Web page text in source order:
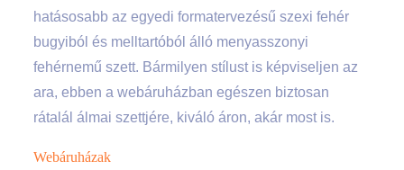
hatásosabb az egyedi formatervezésű szexi fehér
bugyiból és melltartóból álló menyasszonyi
fehérnemű szett. Bármilyen stílust is képviseljen az
ara, ebben a webáruházban egészen biztosan
rátalál álmai szettjére, kiváló áron, akár most is.
Webáruházak